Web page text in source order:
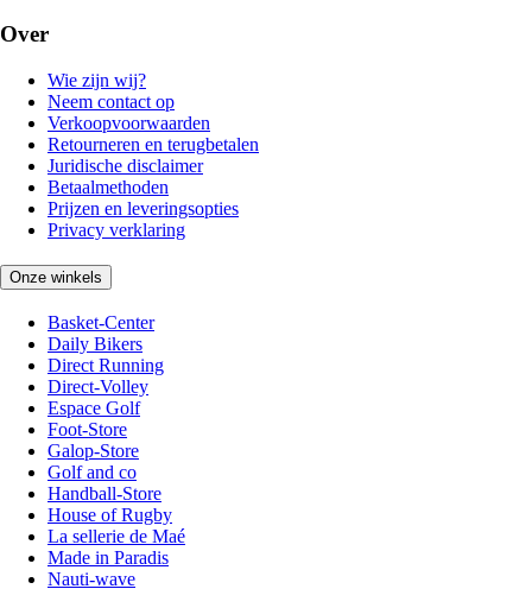
Over
Wie zijn wij?
Neem contact op
Verkoopvoorwaarden
Retourneren en terugbetalen
Juridische disclaimer
Betaalmethoden
Prijzen en leveringsopties
Privacy verklaring
Onze winkels
Basket-Center
Daily Bikers
Direct Running
Direct-Volley
Espace Golf
Foot-Store
Galop-Store
Golf and co
Handball-Store
House of Rugby
La sellerie de Maé
Made in Paradis
Nauti-wave